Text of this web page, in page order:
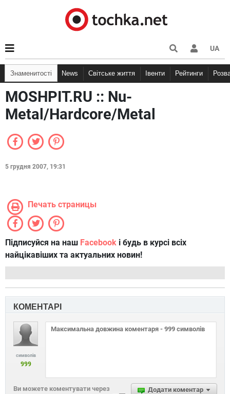
UA
Знаменитості News Світське життя Івенти Рейтинги
MOSHPIT.RU :: Nu-
Metal/Hardcore/Metal
5 грудня 2007, 19:31
Печать страницы
Підписуйся на наш Facebook і будь в курсі всіх
найцікавіших та актуальних новин!
КОМЕНТАРІ
символів
999
Додати коментар
Ви можете коментувати через